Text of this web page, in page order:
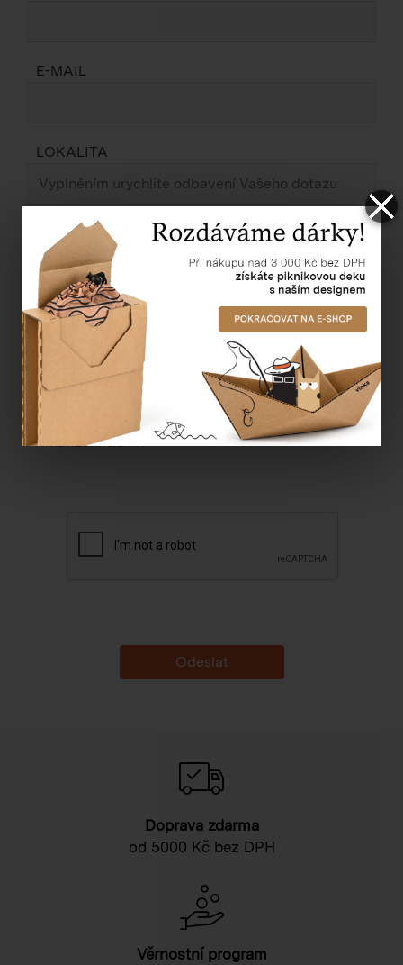
E-MAIL
LOKALITA
ZPRÁVA *
Souhlasím se zpracováním osobních údajů dle
nařízení GDPR
Doprava zdarma
od 5000 Kč bez DPH
Věrnostní program